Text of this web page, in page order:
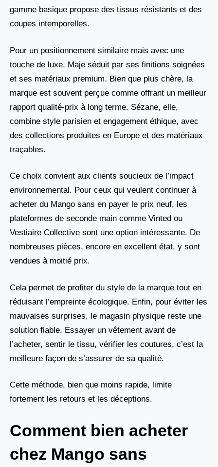
gamme basique propose des tissus résistants et des
coupes intemporelles.
Pour un positionnement similaire mais avec une
touche de luxe, Maje séduit par ses finitions soignées
et ses matériaux premium. Bien que plus chère, la
marque est souvent perçue comme offrant un meilleur
rapport qualité-prix à long terme. Sézane, elle,
combine style parisien et engagement éthique, avec
des collections produites en Europe et des matériaux
traçables.
Ce choix convient aux clients soucieux de l’impact
environnemental. Pour ceux qui veulent continuer à
acheter du Mango sans en payer le prix neuf, les
plateformes de seconde main comme Vinted ou
Vestiaire Collective sont une option intéressante. De
nombreuses pièces, encore en excellent état, y sont
vendues à moitié prix.
Cela permet de profiter du style de la marque tout en
réduisant l’empreinte écologique. Enfin, pour éviter les
mauvaises surprises, le magasin physique reste une
solution fiable. Essayer un vêtement avant de
l’acheter, sentir le tissu, vérifier les coutures, c’est la
meilleure façon de s’assurer de sa qualité.
Cette méthode, bien que moins rapide, limite
fortement les retours et les déceptions.
Comment bien acheter
chez Mango sans